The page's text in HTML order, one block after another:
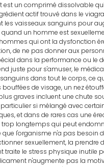
est un comprimé dissolvable
actif trouvé dans le
les vaisseaux sanguins pour
un homme est
qui ont la dysfonction
de ne pas donner aux
dans la performance ou le
juste pour s'amuser, le
dans tout le corps, ce
bouffées de visage, un nez
graves incluent une chute
si mélangé avec
et dans de rares cas une
longtemps qui peut
que l'organisme n'a pas besoin
sexuellement, la prendre
traite le stress physique inutile
n'augmente pas la